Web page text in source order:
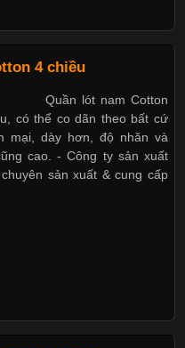
Công Ty Được Ưa
Nay
14:23:34
nữ hè thu 2017
quần lót nam giá sỉ
rẻ vải Cotton 4 chiều
4 chiều
Quần lót nam Cotton
có thể co dãn theo bất cứ
mại, dày hơn, độ nhăn và
cao. - Công ty sản xuất
sản xuất & cung cấp